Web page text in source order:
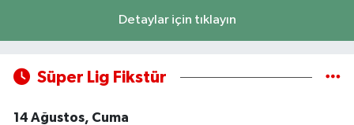
Detaylar için tıklayın
Süper Lig Fikstür
14 Ağustos, Cuma